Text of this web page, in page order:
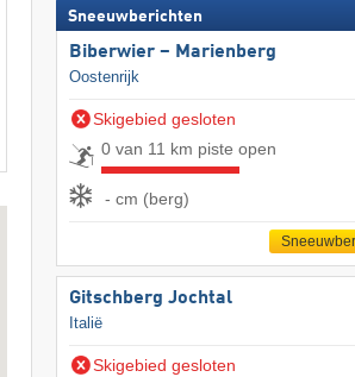
Sneeuwberichten
Biberwier – Marienberg
Oostenrijk
Skigebied gesloten
0 van 11 km piste open
- cm (berg)
Gitschberg Jochtal
Italië
Skigebied gesloten